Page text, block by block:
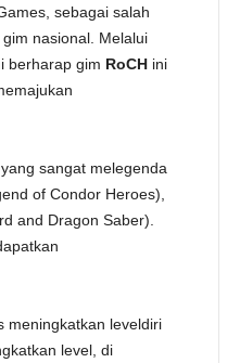
sebagai salah
nasional. Melalui
berharap gim RoCHini
sangat melegenda
of Condor Heroes),
and Dragon Saber).
leveldiri
level, di